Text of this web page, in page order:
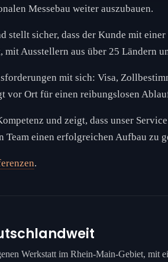
Messebau weiter auszubauen.
sicher, dass der Kunde mit
Ausstellern aus über 25 Ländern
mit sich: Visa,
vor Ort für einen reibungslosen
und zeigt, dass unser
einen erfolgreichen Aufbau zu
.
Werkstatt im Rhein-Main-Gebiet, mit